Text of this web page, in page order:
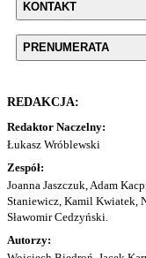
KONTAKT
PRENUMERATA
REDAKCJA:
Redaktor Naczelny:
Łukasz Wróblewski
Zespół:
Joanna Jaszczuk, Adam
Staniewicz, Kamil Kwiatek,
Sławomir Cedzyński.
Autorzy: